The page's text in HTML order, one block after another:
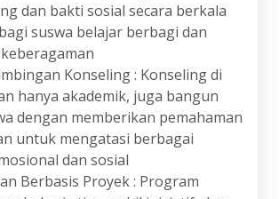
dan bakti sosial secara berkala
suswa belajar berbagi dan
Konseling : Konseling di
hanya akademik, juga bangun
dengan memberikan pemahaman
untuk mengatasi berbagai
dan sosial
Berbasis Proyek : Program